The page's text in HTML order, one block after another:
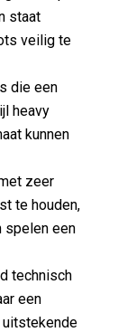
staat
veilig te
die een
heavy
kunnen
zeer
te houden,
spelen een
technisch
een
uitstekende